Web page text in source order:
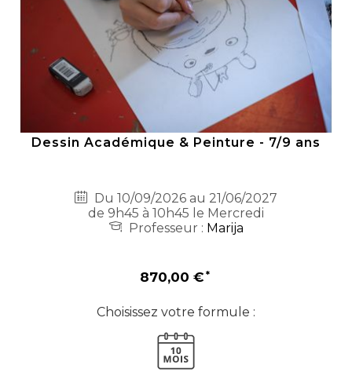
Dessin Académique & Peinture - 7/9 ans
Du 10/09/2026 au 21/06/2027
de 9h45 à 10h45 le Mercredi
Professeur : Marija
870,00 €
Choisissez votre formule :